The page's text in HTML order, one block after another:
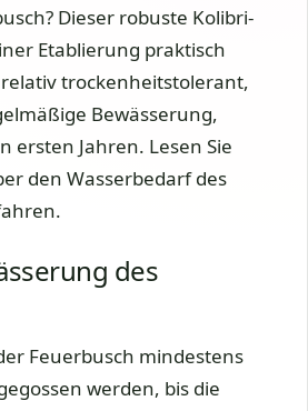
Dieser robuste Kolibri-
Etablierung praktisch
trockenheitstolerant,
Bewässerung,
ersten Jahren. Lesen Sie
den Wasserbedarf des
des
Feuerbusch mindestens
werden, bis die